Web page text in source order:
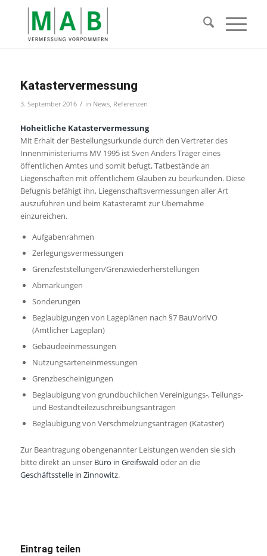
Katastervermessung
3. September 2016 / in News, Referenzen
Hoheitliche Katastervermessung
Mit Erhalt der Bestellungsurkunde durch den Vertreter des
Innenministeriums MV 1995 ist Sven Anders Träger eines
öffentlichen Amtes und somit befugt, Tatbestände an
Liegenschaften mit öffentlichem Glauben zu beurkunden. Diese
Befugnis befähigt ihn, Liegenschaftsvermessungen aller Art
auszuführen und beim Katasteramt zur Übernahme
einzureichen.
Aufgabenrahmen
Zerlegungsvermessungen
Grenzfeststellungen/Grenzwiederherstellungen
Abmarkungen
Sonderungen
Beglaubigungen von Lageplänen nach §7 BauVorlVO
(Amtlicher Lageplan)
Gebäudeeinmessungen
Nutzungsarteneinmessungen
Grenzbescheinigungen
Beglaubigung von grundbuchlichen Vereinigungs-, Teilungs-
und Bestandteilezuschreibungsanträgen
Beglaubigung von Verschmelzungsanträgen (Kataster)
Zur Beantragung obengenannter Leistungen wenden sie sich
bitte direkt an unser Büro in Greifswald oder an die
Geschäftsstelle in Zinnowitz.
Eintrag teilen